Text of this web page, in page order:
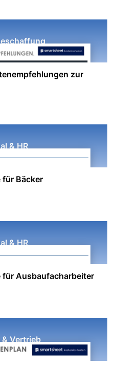
zur
& HR
für Bäcker
& HR
für Ausbaufacharbeiter
Vertrieb